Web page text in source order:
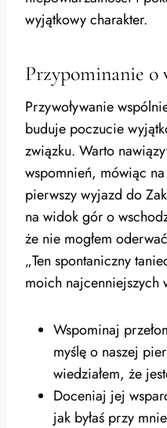
wyjątkowy charakter.
Przypominanie o
Przywoływanie
buduje poczucie
związku. Warto
wspomnień, mówiąc na
pierwszy wyjazd do
na widok gór o
że nie mogłem
„Ten spontaniczny
moich najcenniejszych
Wspominaj
myślę o naszej
wiedziałem, że
Doceniaj jej
jak byłaś przy